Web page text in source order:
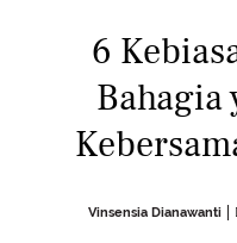
6
Bahagia
Vinsensia Dianawanti